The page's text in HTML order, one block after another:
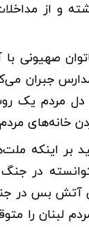
و از
جبران
مردم یک
خانه‌های
بر اینکه
در
آتش بس در
لبنان را